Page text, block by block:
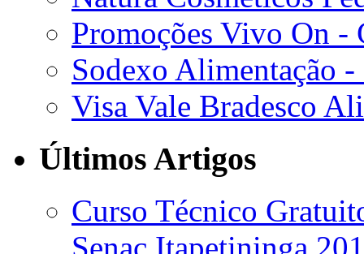
Promoções Vivo On -
Sodexo Alimentação -
Visa Vale Bradesco
Últimos Artigos
Curso Técnico